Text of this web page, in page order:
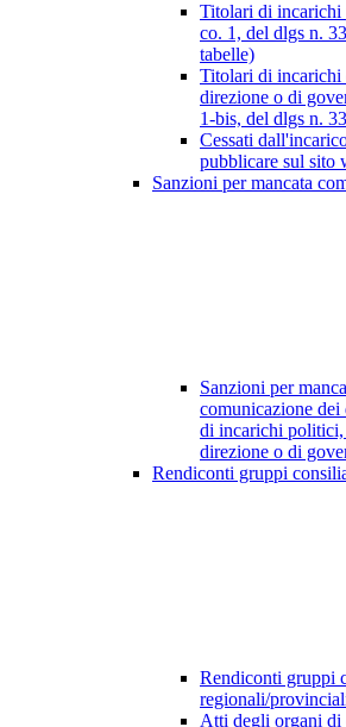
Titolari di
co. 1, del dlgs n.
tabelle)
Titolari di incarichi
direzione o di
1-bis, del dlgs n.
Cessati
pubblicare sul sito
Sanzioni per mancata
Sanzioni per
comunicazione dei
di incarichi
direzione o di
Rendiconti gruppi
Rendiconti gruppi
regionali/
Atti degli organi di